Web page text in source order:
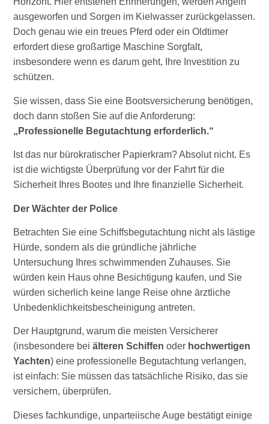
ausgeworfen und Sorgen im Kielwasser zurückgelassen.
Doch genau wie ein treues Pferd oder ein Oldtimer
erfordert diese großartige Maschine Sorgfalt,
insbesondere wenn es darum geht, Ihre Investition zu
schützen.
Sie wissen, dass Sie eine Bootsversicherung benötigen,
doch dann stoßen Sie auf die Anforderung:
„Professionelle Begutachtung erforderlich.“
Ist das nur bürokratischer Papierkram? Absolut nicht. Es
ist die wichtigste Überprüfung vor der Fahrt für die
Sicherheit Ihres Bootes und Ihre finanzielle Sicherheit.
Der Wächter der Police
Betrachten Sie eine Schiffsbegutachtung nicht als lästige
Hürde, sondern als die gründliche jährliche
Untersuchung Ihres schwimmenden Zuhauses. Sie
würden kein Haus ohne Besichtigung kaufen, und Sie
würden sicherlich keine lange Reise ohne ärztliche
Unbedenklichkeitsbescheinigung antreten.
Der Hauptgrund, warum die meisten Versicherer
(insbesondere beiälteren Schiffenoder hochwertigen
Yachten) eine professionelle Begutachtung verlangen,
ist einfach: Sie müssen das tatsächliche Risiko, das sie
versichern, überprüfen.
Dieses fachkundige, unparteiische Auge bestätigt einige